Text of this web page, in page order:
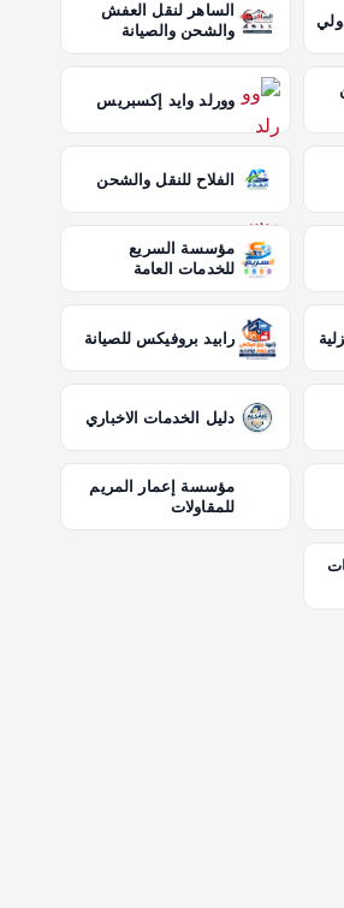
الساهر لنقل العفش
والشحن والصيانة
وورلد وايد إكسبريس
الفلاح للنقل والشحن
مؤسسة السريع
للخدمات العامة
رابيد بروفيكس للصيانة
دليل الخدمات الاخباري
مؤسسة إعمار المريم
للمقاولات